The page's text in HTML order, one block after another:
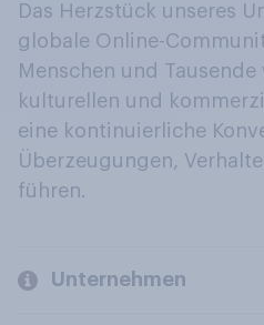
Das Herzstück unseres
globale Online-
Menschen und
kulturellen und
eine kontinuierliche
Überzeugungen,
führen.
Unternehmen